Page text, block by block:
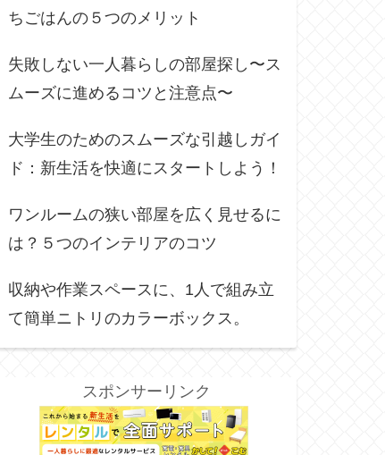
ちごはんの５つのメリット
失敗しない一人暮らしの部屋探し〜ス
ムーズに進めるコツと注意点〜
大学生のためのスムーズな引越しガイ
ド：新生活を快適にスタートしよう！
ワンルームの狭い部屋を広く見せるに
は？５つのインテリアのコツ
収納や作業スペースに、1人で組み立
て簡単ニトリのカラーボックス。
スポンサーリンク